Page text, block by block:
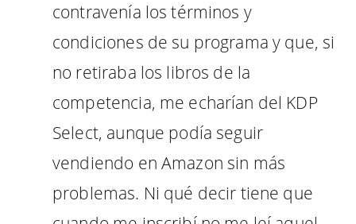
contravenía los términos y
condiciones de su programa y que, si
no retiraba los libros de la
competencia, me echarían del KDP
Select, aunque podía seguir
vendiendo en Amazon sin más
problemas. Ni qué decir tiene que